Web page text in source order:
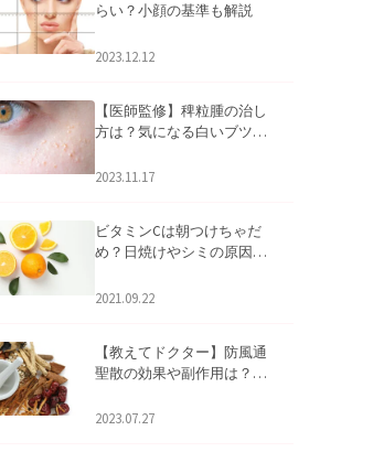
らい？小顔の基準も解説
2023.12.12
【医師監修】稗粒腫の治し
方は？気になる白いブツブ
アについて
2023.11.17
ビタミンCは朝つけちゃだ
め？日焼けやシミの原因に
2021.09.22
【教えてドクター】防風通
聖散の効果や副作用は？長
2023.07.27